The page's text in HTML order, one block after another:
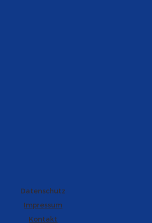
Datenschutz
Impressum
Kontakt